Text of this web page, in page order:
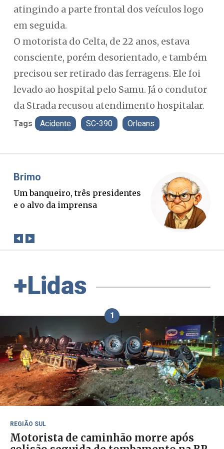
atingindo a parte frontal dos veículos logo
em seguida.
O motorista do Celta, de 22 anos, estava
consciente, porém desorientado, e também
precisou ser retirado das ferragens. Ele foi
levado ao hospital pelo Samu. Já o condutor
da Strada recusou atendimento hospitalar.
Tags Acidente SC-390 Orleans
O Boato corre mais rápido que a
verdade. Mas quem paga a
+Lidas
1
REGIÃO SUL
Motorista de caminhão morre após